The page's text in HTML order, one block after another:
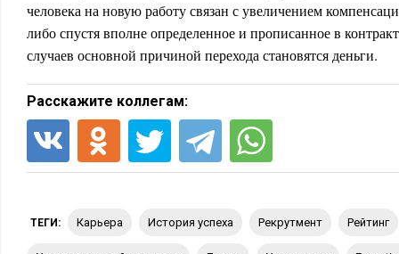
человека на новую работу связан с увеличением
либо спустя вполне определенное и прописанное в
случаев основной причиной перехода становятся деньги.
Расскажите коллегам:
ТЕГИ: карьера история успеха рекрутмент рейтинг